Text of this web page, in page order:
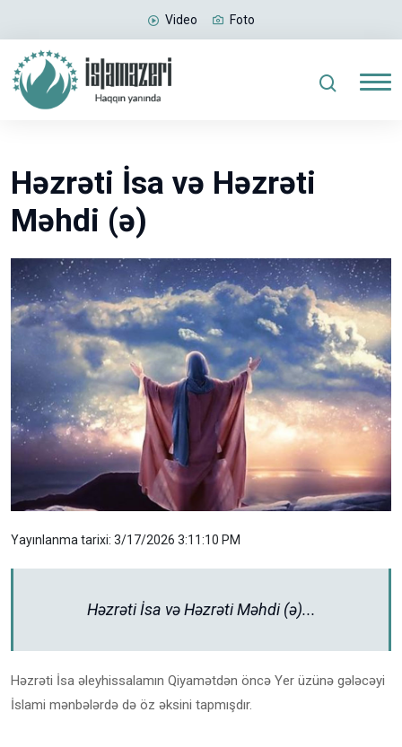
Video Foto
Həzrəti İsa və Həzrəti
Məhdi (ə)
Yayınlanma tarixi: 3/17/2026 3:11:10 PM
Həzrəti İsa və Həzrəti Məhdi (ə)...
Həzrəti İsa əleyhissalamın Qiyamətdən öncə Yer üzünə gələcəyi
İslami mənbələrdə də öz əksini tapmışdır.